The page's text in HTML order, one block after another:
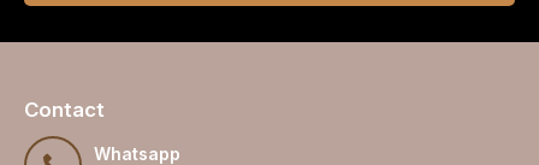
Contact
Whatsapp